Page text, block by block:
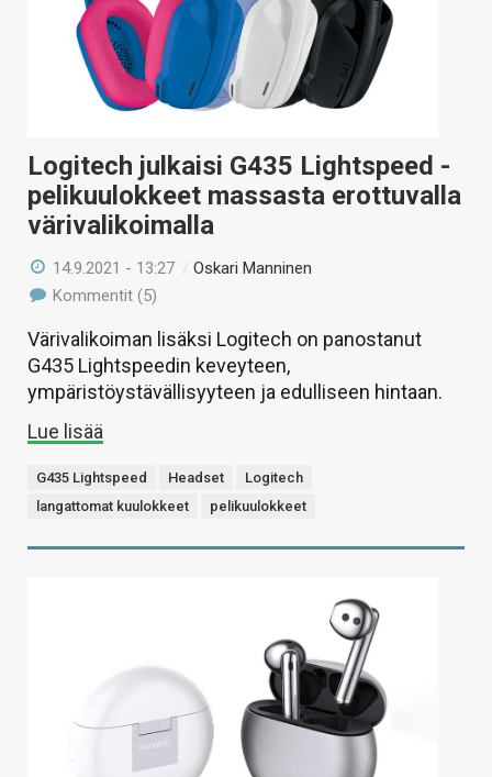
Logitech julkaisi G435 Lightspeed -
pelikuulokkeet massasta erottuvalla
värivalikoimalla
14.9.2021 - 13:27 /Oskari Manninen
Kommentit (5)
Värivalikoiman lisäksi Logitech on panostanut
G435 Lightspeedin keveyteen,
ympäristöystävällisyyteen ja edulliseen hintaan.
Lue lisää
G435 Lightspeed Headset
Logitech
langattomat kuulokkeet
pelikuulokkeet